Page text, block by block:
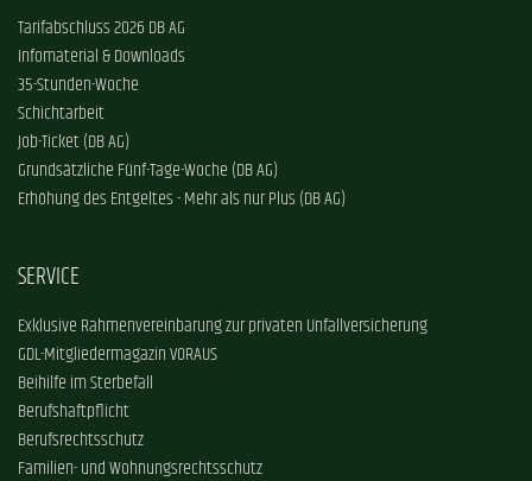
Tarifabschluss 2026 DB AG
Infomaterial & Downloads
35-Stunden-Woche
Schichtarbeit
Job-Ticket (DB AG)
Grundsätzliche Fünf-Tage-Woche (DB AG)
Erhöhung des Entgeltes - Mehr als nur Plus (DB AG)
SERVICE
Exklusive Rahmenvereinbarung zur privaten Unfallversicherung
GDL-Mitgliedermagazin VORAUS
Beihilfe im Sterbefall
Berufshaftpflicht
Berufsrechtsschutz
Familien- und Wohnungsrechtsschutz